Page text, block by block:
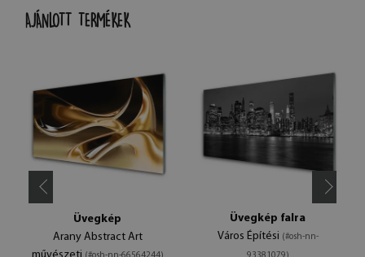
AJÁNLOTT TERMÉKEK
Üvegkép
Arany Abstract Art
Üvegkép falra
Város Építési (#osh-nn-